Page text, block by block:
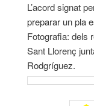
L’acord signat
preparar un pla
Fotografia: dels
Sant Llorenç
Rodgríguez.